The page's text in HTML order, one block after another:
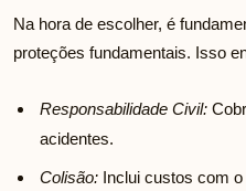
Na hora de escolher, é
proteções fundamentais. Isso
Responsabilidade Civil:
acidentes.
Colisão: Inclui custos com